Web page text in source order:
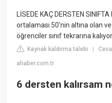
LİSEDE KAÇ DERSTEN
ortalaması 50'nin altına olan
öğrenciler sınıf tekrarına kalıyor.
Kaynak kaldırma talebi |
ahaber.com.tr
6 dersten kalırsam